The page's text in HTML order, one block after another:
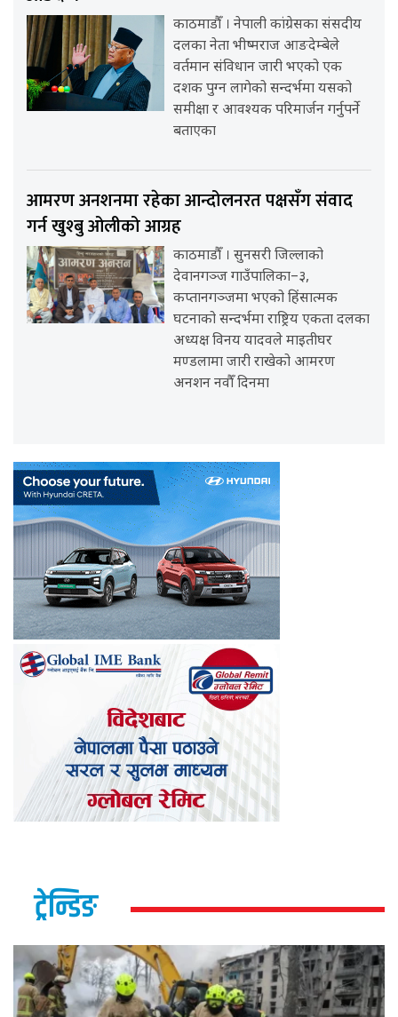
काठमाडौँ । नेपाली कांग्रेसका संसदीय
दलका नेता भीष्मराज आङदेम्बेले
वर्तमान संविधान जारी भएको एक
दशक पुग्न लागेको सन्दर्भमा यसको
समीक्षा र आवश्यक परिमार्जन गर्नुपर्ने
बताएका
आमरण अनशनमा रहेका आन्दोलनरत पक्षसँग संवाद
गर्न खुश्बु ओलीको आग्रह
काठमाडौँ । सुनसरी जिल्लाको
देवानगञ्ज गाउँपालिका–३,
कप्तानगञ्जमा भएको हिंसात्मक
घटनाको सन्दर्भमा राष्ट्रिय एकता दलका
अध्यक्ष विनय यादवले माइतीघर
मण्डलामा जारी राखेको आमरण
अनशन नवौँ दिनमा
ट्रेन्डिङ